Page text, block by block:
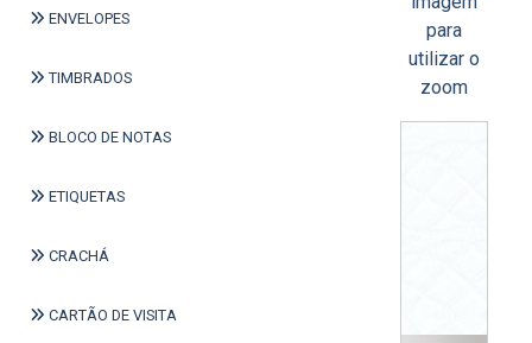
ENVELOPES
TIMBRADOS
BLOCO DE NOTAS
ETIQUETAS
CRACHÁ
CARTÃO DE VISITA
para
utilizar o
zoom